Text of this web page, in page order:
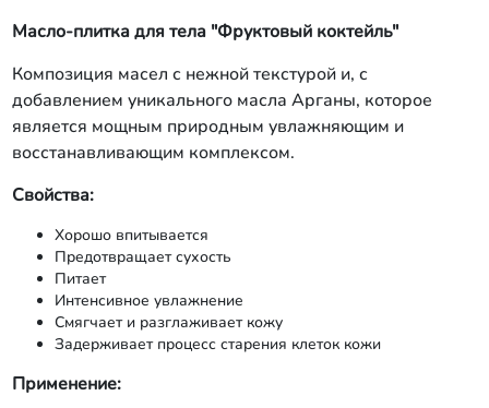
Масло-плитка для тела "Фруктовый коктейль"
Композиция масел с нежной текстурой и, с
добавлением уникального масла Арганы, которое
является мощным природным увлажняющим и
восстанавливающим комплексом.
Свойства:
Хорошо впитывается
Предотвращает сухость
Питает
Интенсивное увлажнение
Смягчает и разглаживает кожу
Задерживает процесс старения клеток кожи
Применение: